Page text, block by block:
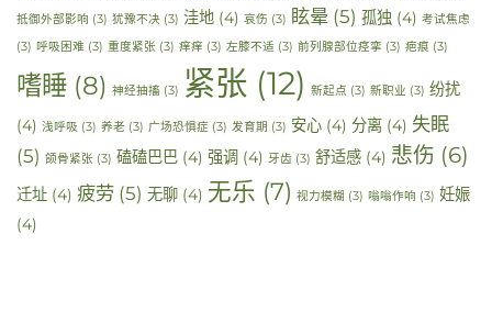
抵御外部影响 (3) 犹豫不决 (3) 洼地 (4) 哀伤 (3) 眩晕 (5) 孤独 (4) 考试焦虑
(3) 呼吸困难 (3) 重度紧张 (3) 痒痒 (3) 左膝不适 (3) 前列腺部位痉挛 (3) 疤痕 (3)
嗜睡 (8) 神经抽搐 (3) 紧张 (12) 新起点 (3) 新职业 (3) 纷扰
(4) 浅呼吸 (3) 养老 (3) 广场恐惧症 (3) 发育期 (3) 安心 (4) 分离 (4) 失眠
(5) 颌骨紧张 (3) 磕磕巴巴 (4) 强调 (4) 牙齿 (3) 舒适感 (4) 悲伤 (6)
迁址 (4) 疲劳 (5) 无聊 (4) 无乐 (7) 视力模糊 (3) 嗡嗡作响 (3) 妊娠
(4)